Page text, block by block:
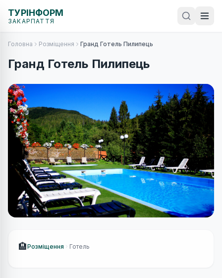
ТУРІНФОРМ
ЗАКАРПАТТЯ
Головна Розміщення Гранд Готель Пилипець
Гранд Готель Пилипець
🏨Розміщення Готель